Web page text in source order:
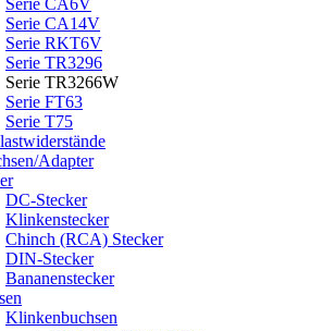
Serie CA14V
Serie RKT6V
Serie TR3296
Serie TR3266W
Serie FT63
Serie T75
Adapter
DC-Stecker
Klinkenstecker
Chinch (RCA) Stecker
DIN-Stecker
Bananenstecker
Klinkenbuchsen